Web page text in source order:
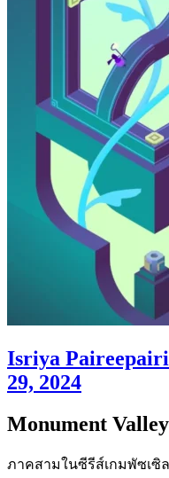
Isriya
29, 2024
Monument
ภาคสามในซีรีส์เกมพัซเซิล